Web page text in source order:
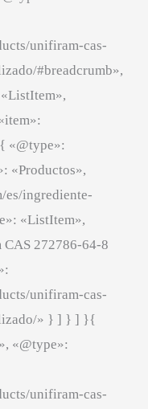
unifiram-cas-
#breadcrumb»,
«@type»:
«Productos»,
es/ingrediente-
«ListItem»,
272786-64-8
unifiram-cas-
» } ] } ] }{
«@type»:
unifiram-cas-